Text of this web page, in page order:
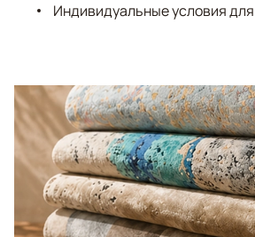
Индивидуальные условия